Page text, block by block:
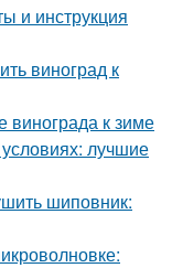
и инструкция
виноград к
винограда к зиме
лучшие
шиповник: